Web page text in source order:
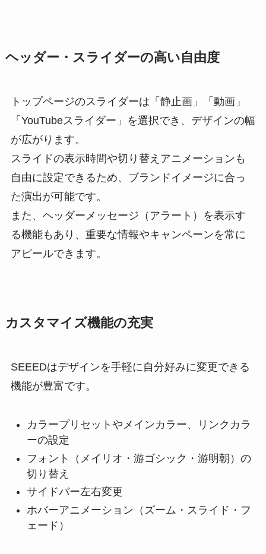
ヘッダー・スライダーの高い自由度
トップページのスライダーは「静止画」「動画」
「YouTubeスライダー」を選択でき、デザインの幅
が広がります。
スライドの表示時間や切り替えアニメーションも
自由に設定できるため、ブランドイメージに合っ
た演出が可能です。
また、ヘッダーメッセージ（アラート）を表示す
る機能もあり、重要な情報やキャンペーンを常に
アピールできます。
カスタマイズ機能の充実
SEEEDはデザインを手軽に自分好みに変更できる
機能が豊富です。
カラープリセットやメインカラー、リンクカラ
ーの設定
フォント（メイリオ・游ゴシック・游明朝）の
切り替え
サイドバー左右変更
ホバーアニメーション（ズーム・スライド・フ
ェード）